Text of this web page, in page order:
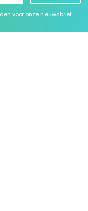
voor onze nieuwsbrief